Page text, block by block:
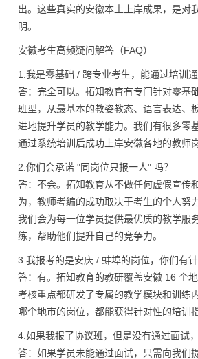
出。这些真实的安徽本土上岸成果，是对
明。
安徽考生高频疑问解答（FAQ）
1.我是零基础 / 跨专业考生，能通过培训
答：完全可以。拓知教育有专门针对零基
班型，从最基本的教姿教态、语言表达、
进地提升学员的教学能力。我们有很多零
通过系统培训后成功上岸安徽各地的教师岗
2.你们会承诺 "同岗位只报一人" 吗？
答：不会。拓知教育从不做任何虚假宣传
为，教师考编的成功取决于考生的个人努
我们会为每一位学员提供最优质的教学服
练，帮助他们提升自己的竞争力。
3.我报考的是安庆 / 蚌埠的岗位，你们有针
答：有。拓知教育的教研覆盖安徽 16 个
考核重点都研发了专属的教学模块和训练
哪个地市的岗位，都能获得针对性的培训指
4.如果我报了协议班，但是没有通过面试
答：如果学员未能通过面试，只需向我们